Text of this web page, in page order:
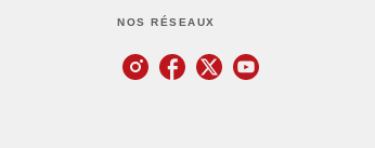
NOS RÉSEAUX